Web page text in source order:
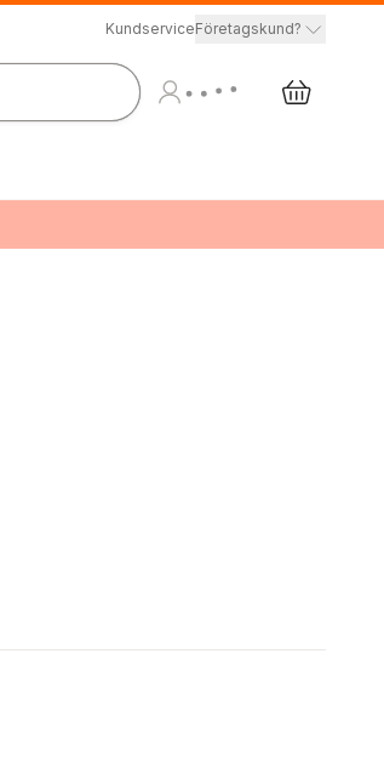
KundserviceFöretagskund?